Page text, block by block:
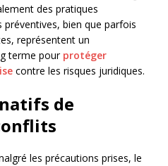
des pratiques
bien que parfois
représentent un
terme pour protéger
contre les risques juridiques.
de
les précautions prises, le